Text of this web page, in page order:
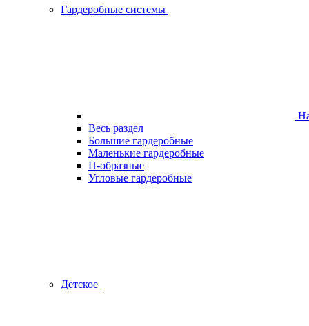
Гардеробные системы
Весь раздел
Большие гардеробные
Маленькие гардеробные
П-образные
Угловые гардеробные
Детское